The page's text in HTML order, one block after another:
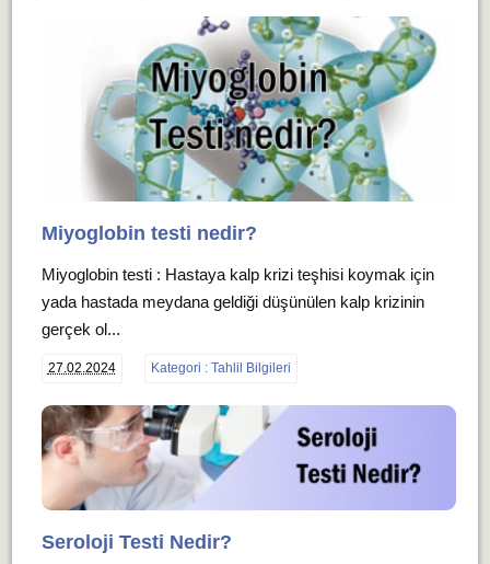
Miyoglobin testi nedir?
Miyoglobin testi : Hastaya kalp krizi teşhisi koymak için
yada hastada meydana geldiği düşünülen kalp krizinin
gerçek ol...
27.02.2024 Kategori : Tahlil Bilgileri
Seroloji Testi Nedir?